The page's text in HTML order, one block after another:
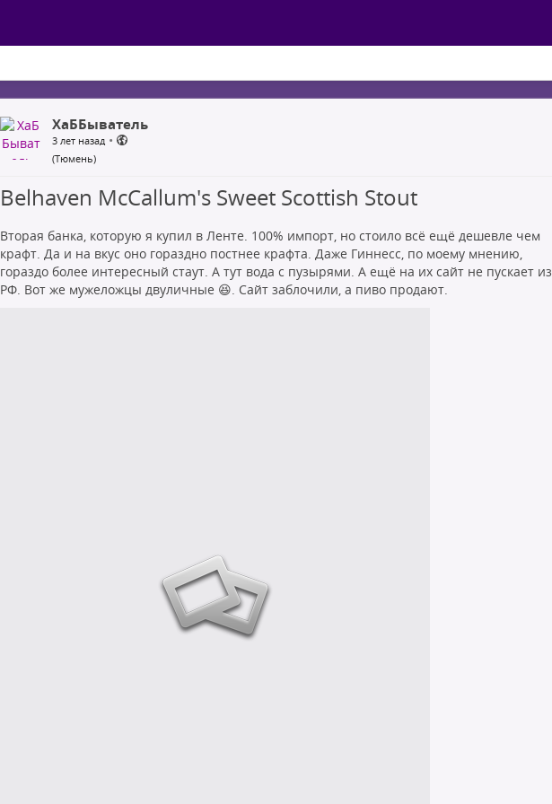
ХаББыватель
3 лет назад •
(Тюмень)
Belhaven McCallum's Sweet Scottish Stout
Вторая банка, которую я купил в Ленте. 100% импорт, но стоило всё ещё дешевле чем
крафт. Да и на вкус оно гораздно постнее крафта. Даже Гиннесс, по моему мнению,
гораздо более интересный стаут. А тут вода с пузырями. А ещё на их сайт не пускает из
РФ. Вот же мужеложцы двуличные 😆. Сайт заблочили, а пиво продают.